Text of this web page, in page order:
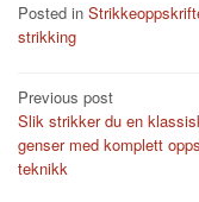
Posted in
strikking
Post
navigation
Previous post
Slik strikker du en
genser med komplett
teknikk